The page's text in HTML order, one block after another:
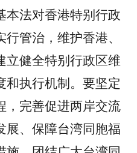
本法对香港特别行政
管治，维护香港、
立健全特别行政区维
和执行机制。要坚定
，完善促进两岸交流
展、保障台湾同胞福